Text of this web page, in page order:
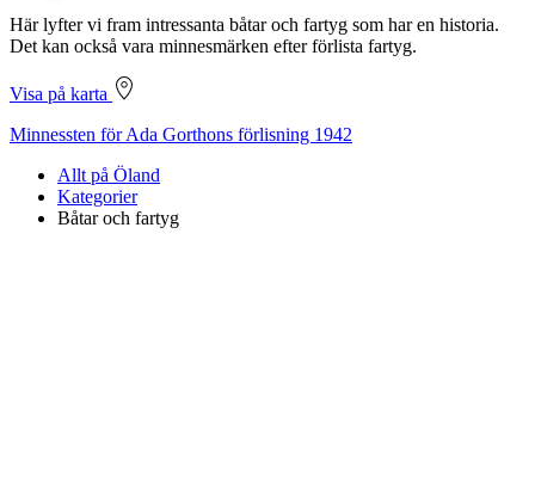
Här lyfter vi fram intressanta båtar och fartyg som har en historia.
Det kan också vara minnesmärken efter förlista fartyg.
Visa på karta
Minnessten för Ada Gorthons förlisning 1942
Allt på Öland
Kategorier
Båtar och fartyg